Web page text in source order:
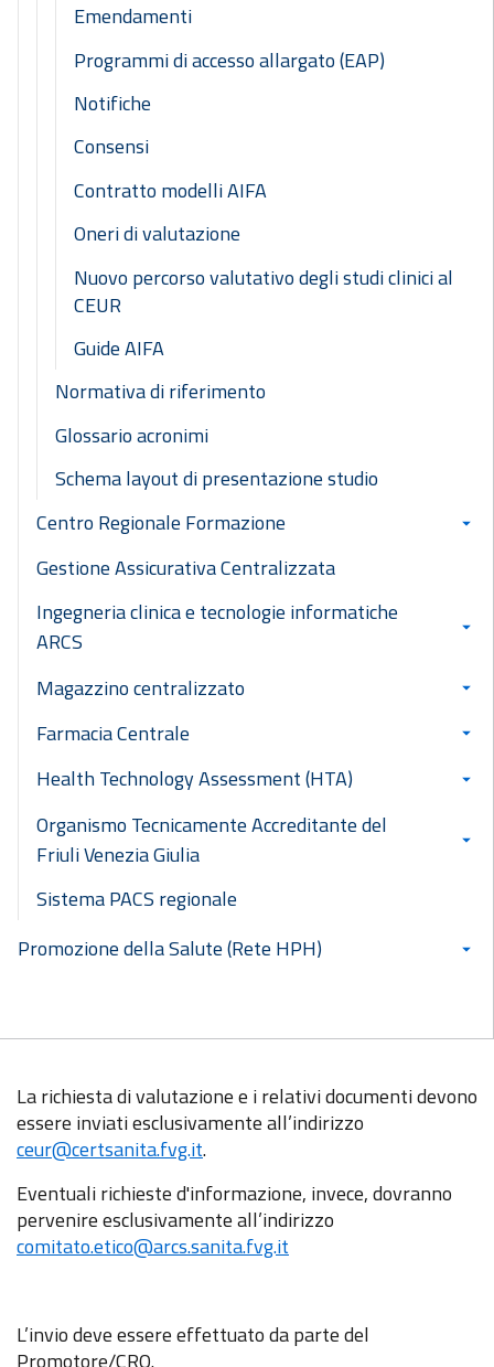
Emendamenti
Programmi di accesso allargato (EAP)
Notifiche
Consensi
Contratto modelli AIFA
Oneri di valutazione
Nuovo percorso valutativo degli studi clinici al
CEUR
Guide AIFA
Normativa di riferimento
Glossario acronimi
Schema layout di presentazione studio
Centro Regionale Formazione
Gestione Assicurativa Centralizzata
Ingegneria clinica e tecnologie informatiche
ARCS
Magazzino centralizzato
Farmacia Centrale
Health Technology Assessment (HTA)
Organismo Tecnicamente Accreditante del
Friuli Venezia Giulia
Sistema PACS regionale
Promozione della Salute (Rete HPH)
La richiesta di valutazione e i relativi documenti devono
essere inviati esclusivamente all’indirizzo
ceur@certsanita.fvg.it.
Eventuali richieste d'informazione, invece, dovranno
pervenire esclusivamente all’indirizzo
comitato.etico@arcs.sanita.fvg.it
L’invio deve essere effettuato da parte del